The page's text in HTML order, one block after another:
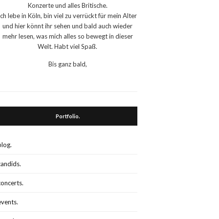
Konzerte und alles Britische.
lebe in Köln, bin viel zu verrückt für mein Alter
und hier könnt ihr sehen und bald auch wieder
mehr lesen, was mich alles so bewegt in dieser
Welt. Habt viel Spaß.
Bis ganz bald,
Portfolio.